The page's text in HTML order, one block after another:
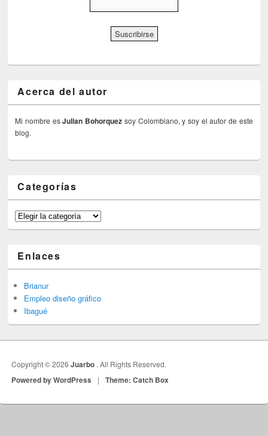
Acerca del autor
Mi nombre esJulian Bohorquez soy Colombiano, y soy el autor de este
blog.
Categorías
Categorías
Enlaces
Brianur
Empleo diseño gráfico
Ibagué
Copyright © 2026Juarbo . All Rights Reserved.
Powered by WordPress | Theme: Catch Box